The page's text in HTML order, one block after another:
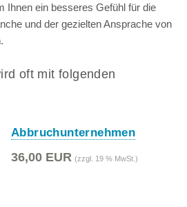
Ihnen ein besseres Gefühl für die
und der gezielten Ansprache von
oft mit folgenden
Abbruchunternehmen
36,00 EUR (zzgl. 19 % MwSt.)